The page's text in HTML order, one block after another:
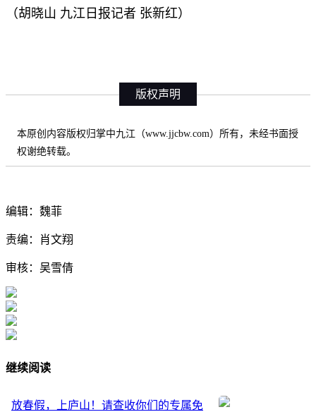
（胡晓山 九江日报记者 张新红）
版权声明
本原创内容版权归掌中九江（www.jjcbw.com）所有，未经书面授
权谢绝转载。
编辑：魏菲
责编：肖文翔
审核：吴雪倩
继续阅读
放春假，上庐山！请查收你们的专属免